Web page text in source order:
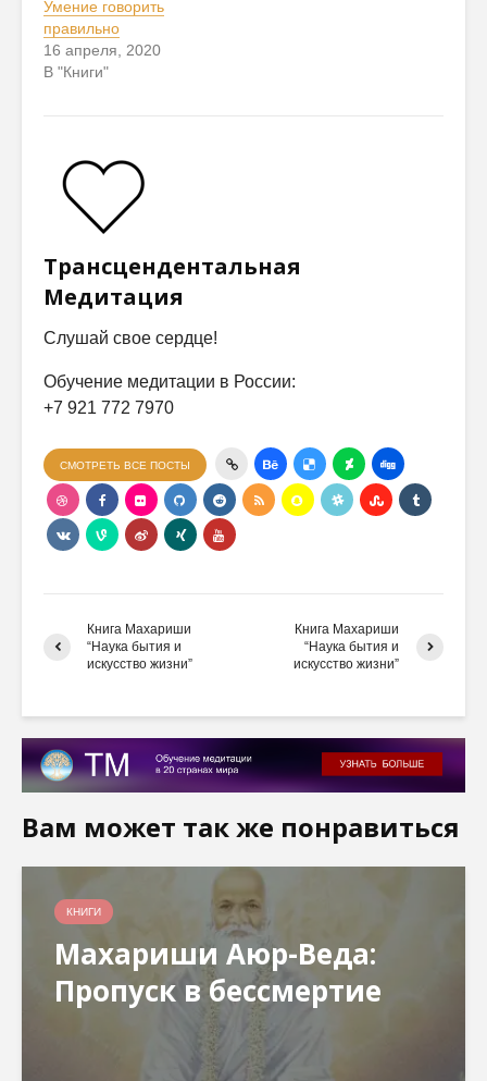
Умение говорить
правильно
16 апреля, 2020
В "Книги"
Трансцендентальная
Медитация
Слушай свое сердце!
Обучение медитации в России:
+7 921 772 7970
СМОТРЕТЬ ВСЕ ПОСТЫ
Книга Махариши
“Наука бытия и
искусство жизни”
Книга Махариши
“Наука бытия и
искусство жизни”
Вам может так же понравиться
КНИГИ
Махариши Аюр-Веда:
Пропуск в бессмертие